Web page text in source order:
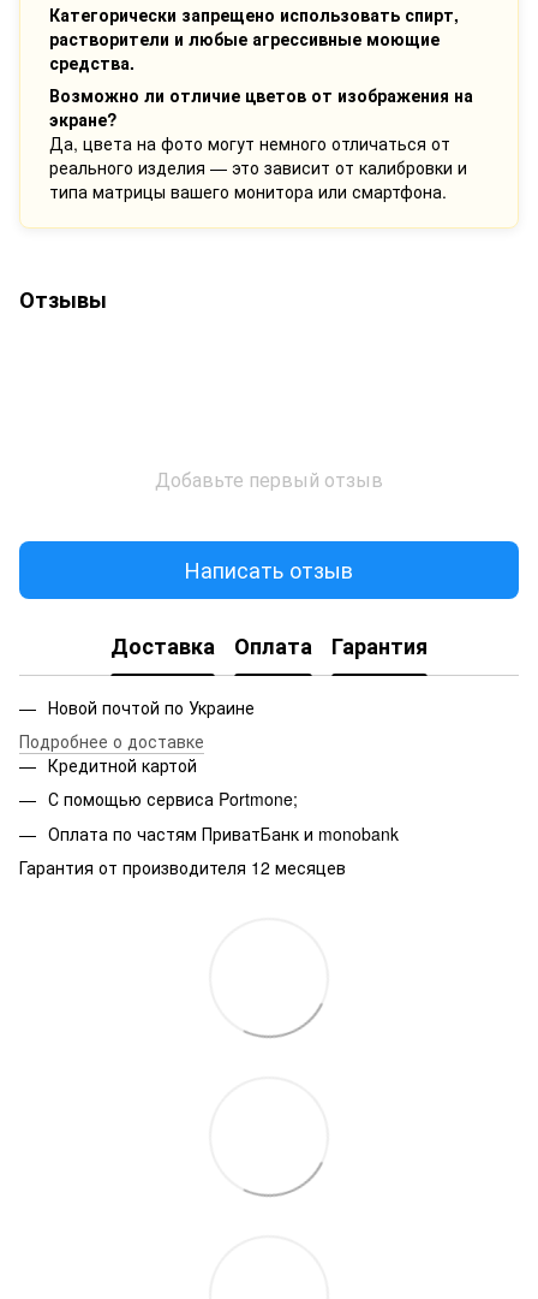
Категорически запрещено использовать спирт,
растворители и любые агрессивные моющие
средства.
Возможно ли отличие цветов от изображения на
экране?
Да, цвета на фото могут немного отличаться от
реального изделия — это зависит от калибровки и
типа матрицы вашего монитора или смартфона.
Отзывы
Добавьте первый отзыв
Написать отзыв
Доставка Оплата Гарантия
Новой почтой по Украине
Подробнее о доставке
Кредитной картой
С помощью сервиса Portmone;
Оплата по частям ПриватБанк и monobank
Гарантия от производителя 12 месяцев